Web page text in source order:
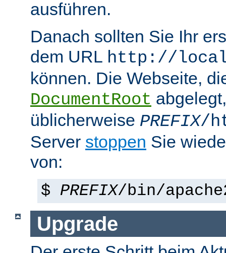
ausführen.
Danach sollten Sie Ihr
dem URL http://
können. Die Webseite,
DocumentRoot
üblicherweise PREFIX/
Server stoppen Sie
von:
$ PREFIX/bin/
Upgrade